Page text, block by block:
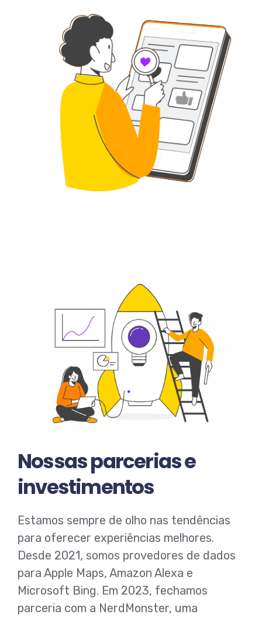
Nossas parcerias e
investimentos
Estamos sempre de olho nas tendências
para oferecer experiências melhores.
Desde 2021, somos provedores de dados
para Apple Maps, Amazon Alexa e
Microsoft Bing. Em 2023, fechamos
parceria com a NerdMonster, uma